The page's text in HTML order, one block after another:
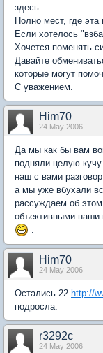
здесь.
Полно мест, где
Если хотелось
Хочется поменять
Давайте
которые могут
С уважением.
Him70
24 May 2006
Да мы как бы вам
подняли целую
наш с вами
а мы уже вбухали
рассуждаем об
объективными
Him70
24 May 2006
Остались 22 http://
подросла.
r3292c
24 May 2006